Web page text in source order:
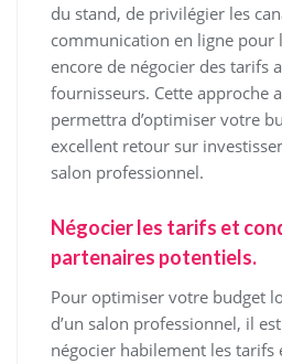
du stand, de privilégier les
communication en ligne pour
encore de négocier des tarifs
fournisseurs. Cette approche
permettra d’optimiser votre
excellent retour sur
salon professionnel.
Négocier les tarifs et
partenaires potentiels.
Pour optimiser votre budget
d’un salon professionnel, il
négocier habilement les tarifs